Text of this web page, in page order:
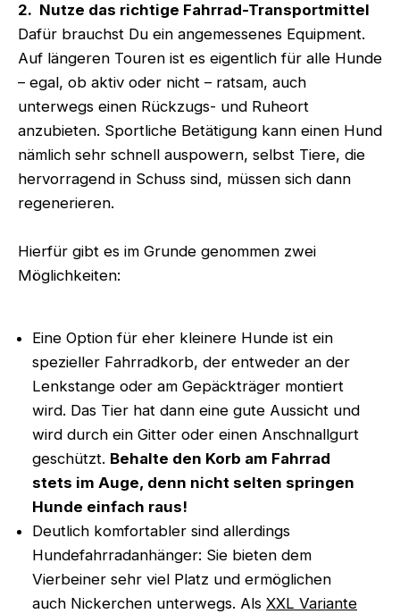
2. Nutze das richtige Fahrrad-Transportmittel
Dafür brauchst Du ein angemessenes Equipment.
Auf längeren Touren ist es eigentlich für alle Hunde
– egal, ob aktiv oder nicht – ratsam, auch
unterwegs einen Rückzugs- und Ruheort
anzubieten. Sportliche Betätigung kann einen Hund
nämlich sehr schnell auspowern, selbst Tiere, die
hervorragend in Schuss sind, müssen sich dann
regenerieren.
Hierfür gibt es im Grunde genommen zwei
Möglichkeiten:
Eine Option für eher kleinere Hunde ist ein
spezieller Fahrradkorb, der entweder an der
Lenkstange oder am Gepäckträger montiert
wird. Das Tier hat dann eine gute Aussicht und
wird durch ein Gitter oder einen Anschnallgurt
geschützt. Behalte den Korb am Fahrrad
stets im Auge, denn nicht selten springen
Hunde einfach raus!
Deutlich komfortabler sind allerdings
Hundefahrradanhänger: Sie bieten dem
Vierbeiner sehr viel Platz und ermöglichen
auch Nickerchen unterwegs. Als XXL Variante